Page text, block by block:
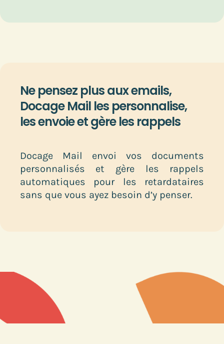
Ne pensez plus aux emails,
Docage Mail les personnalise,
les envoie et gère les rappels
Docage Mail envoi vos documents
personnalisés et gère les rappels
automatiques pour les retardataires
sans que vous ayez besoin d’y penser.